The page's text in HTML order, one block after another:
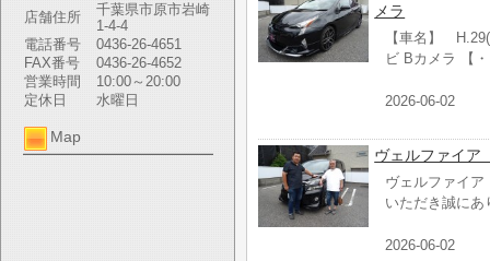
店舗住所
千葉県市原市岩崎
1-4-4
電話番号
0436-26-4651
FAX番号
0436-26-4652
営業時間
10:00～20:00
定休日
水曜日
Map
メラ
【車名】
ビ Bカメラ 【
2026-06-02
ヴェルファイ
ヴェルファイ
いただき誠に
2026-06-02